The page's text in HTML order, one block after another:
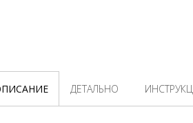
ДЕТАЛЬНО